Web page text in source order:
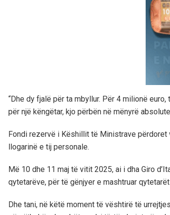
“Dhe dy fjalë për ta mbyllur. Për 4 milionë
për një këngëtar, kjo përbën në mënyrë
Fondi rezervë i Këshillit të Ministrave përdoret
llogarinë e tij personale.
Më 10 dhe 11 maj të vitit 2025, ai i dha Giro
qytetarëve, për të gënjyer e mashtruar
Dhe tani, në këtë moment të vështirë të